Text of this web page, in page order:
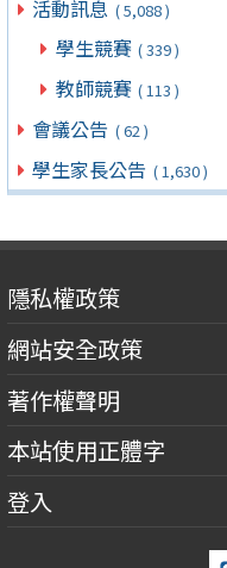
活動訊息 ( 5,088 )
學生競賽 ( 339 )
教師競賽 ( 113 )
會議公告 ( 62 )
學生家長公告 ( 1,630 )
隱私權政策
網站安全政策
著作權聲明
本站使用正體字
登入